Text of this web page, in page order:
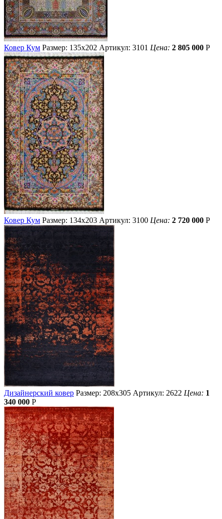
Ковер Кум Размер: 135х202 Артикул: 3101 Цена: 2 805 000 Р
Ковер Кум Размер: 134х203 Артикул: 3100 Цена: 2 720 000 Р
Дизайнерский ковер Размер: 208х305 Артикул: 2622 Цена: 1
340 000 Р